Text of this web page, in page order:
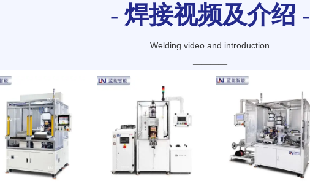
- 焊接视频及介绍 -
Welding video and introduction
————